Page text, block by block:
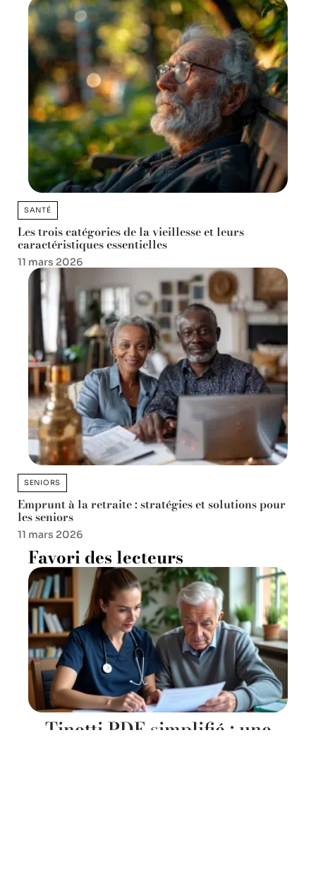
SANTÉ
Les trois catégories de la vieillesse et leurs
caractéristiques essentielles
11 mars 2026
SENIORS
Emprunt à la retraite : stratégies et solutions pour
les seniors
11 mars 2026
Favori des lecteurs
Tinetti PDF simplifié : une